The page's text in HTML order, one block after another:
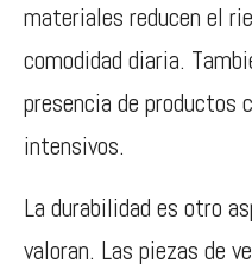
materiales reducen el
comodidad diaria.
presencia de
intensivos.
La durabilidad es otro
valoran. Las piezas de